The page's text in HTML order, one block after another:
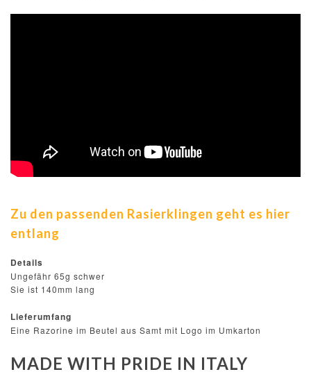
Zu den passenden Rasierklingen geht es hier
entlang
Details
Ungefähr 65g schwer
Sie ist 140mm lang
Lieferumfang
Eine Razorine im Beutel aus Samt mit Logo im Umkarton
MADE WITH PRIDE IN ITALY